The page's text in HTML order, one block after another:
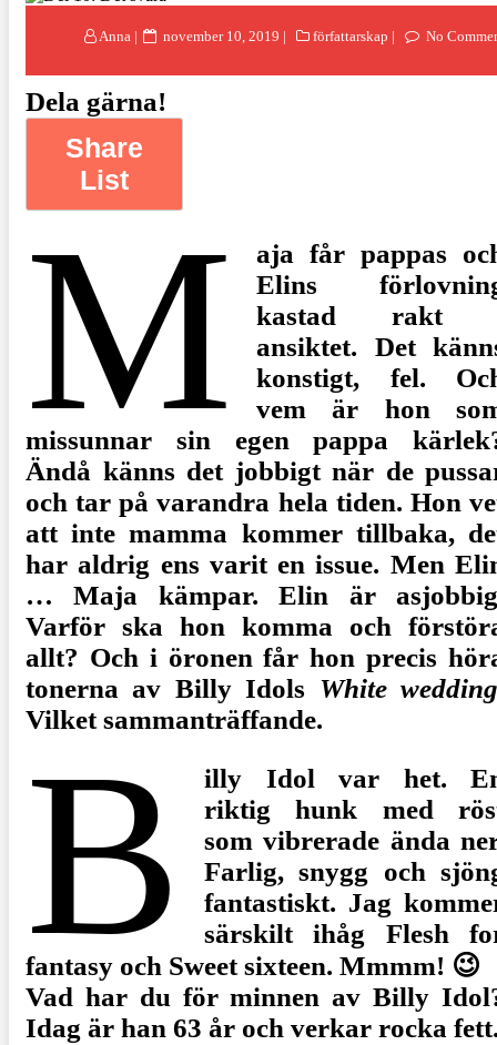
Anna
Posted
november 10, 2019 författarskap No
Dela gärna!
Share
List
M
aja får pappas
Elins
kastad rakt
ansiktet. Det
konstigt, fel.
vem är hon
missunnar sin egen pappa
Ändå känns det jobbigt när de
och tar på varandra hela tiden. Hon
att inte mamma kommer tillbaka,
har aldrig ens varit en issue. Men
… Maja kämpar. Elin är
Varför ska hon komma och
allt? Och i öronen får hon precis
tonerna av Billy Idols White
Vilket sammanträffande.
B
illy Idol var het.
riktig hunk med
som vibrerade ända
Farlig, snygg och
fantastiskt. Jag
särskilt ihåg Flesh
fantasy och Sweet sixteen. Mmmm! 😉
Vad har du för minnen av Billy
Idag är han 63 år och verkar rocka